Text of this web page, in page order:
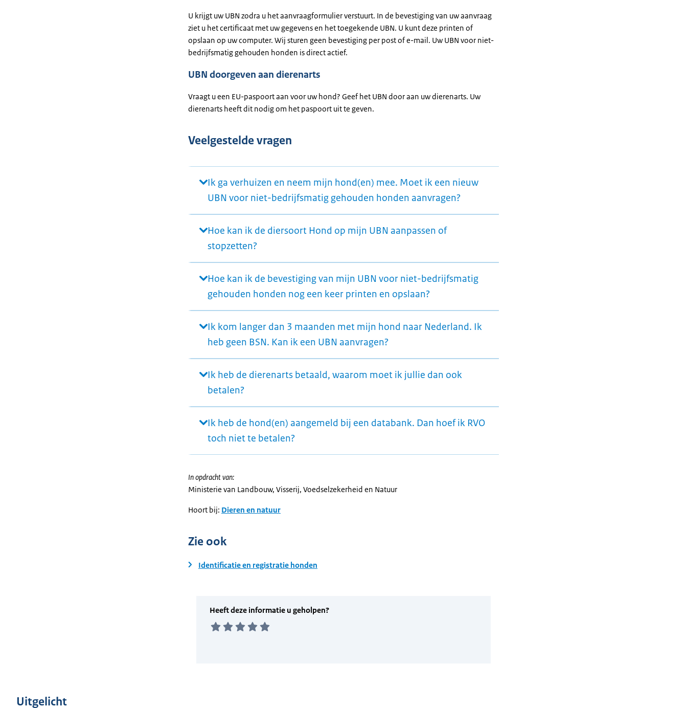
U krijgt uw UBN zodra u het aanvraagformulier verstuurt. In de bevestiging van uw aanvraag
ziet u het certificaat met uw gegevens en het toegekende UBN. U kunt deze printen of
opslaan op uw computer. Wij sturen geen bevestiging per post of e-mail. Uw UBN voor niet-
bedrijfsmatig gehouden honden is direct actief.
UBN doorgeven aan dierenarts
Vraagt u een EU-paspoort aan voor uw hond? Geef het UBN door aan uw dierenarts. Uw
dierenarts heeft dit nodig om het paspoort uit te geven.
Veelgestelde vragen
Ik ga verhuizen en neem mijn hond(en) mee. Moet ik een nieuw
UBN voor niet-bedrijfsmatig gehouden honden aanvragen?
Hoe kan ik de diersoort Hond op mijn UBN aanpassen of
stopzetten?
Hoe kan ik de bevestiging van mijn UBN voor niet-bedrijfsmatig
gehouden honden nog een keer printen en opslaan?
Ik kom langer dan 3 maanden met mijn hond naar Nederland. Ik
heb geen BSN. Kan ik een UBN aanvragen?
Ik heb de dierenarts betaald, waarom moet ik jullie dan ook
betalen?
Ik heb de hond(en) aangemeld bij een databank. Dan hoef ik RVO
toch niet te betalen?
In opdracht van:
Ministerie van Landbouw, Visserij, Voedselzekerheid en Natuur
Hoort bij: Dieren en natuur
Zie ook
Identificatie en registratie honden
Uitgelicht